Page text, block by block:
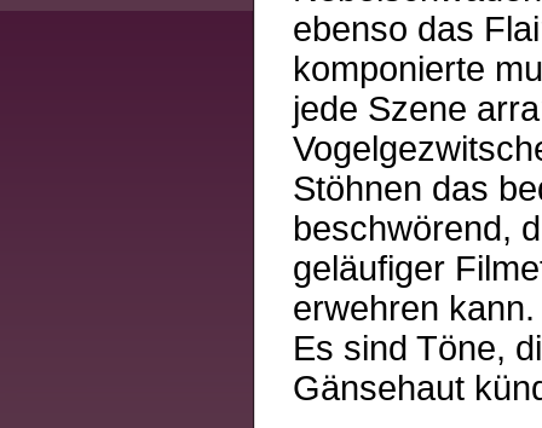
ebenso das
komponierte
jede Szene
Stöhnen das
beschwörend,
geläufiger
erwehren kann.
Es sind Töne,
Gänsehaut